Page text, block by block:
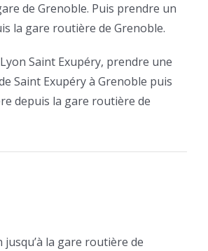
de Grenoble. Puis prendre un
la gare routière de Grenoble.
Saint Exupéry, prendre une
Saint Exupéry à Grenoble puis
depuis la gare routière de
la gare routière de